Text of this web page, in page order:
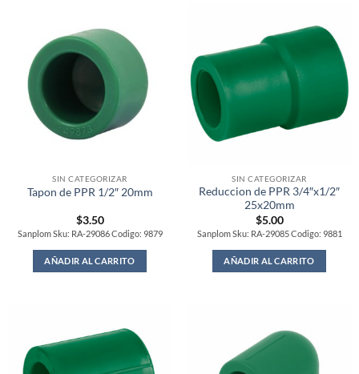
SIN CATEGORIZAR
Tapon de PPR 1/2″ 20mm
$3.50
Sanplom Sku: RA-29086 Codigo: 9879
AÑADIR AL CARRITO
SIN CATEGORIZAR
Reduccion de PPR 3/4″x1/2″
25x20mm
$5.00
Sanplom Sku: RA-29085 Codigo: 9881
AÑADIR AL CARRITO